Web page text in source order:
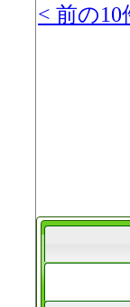
< 前の10